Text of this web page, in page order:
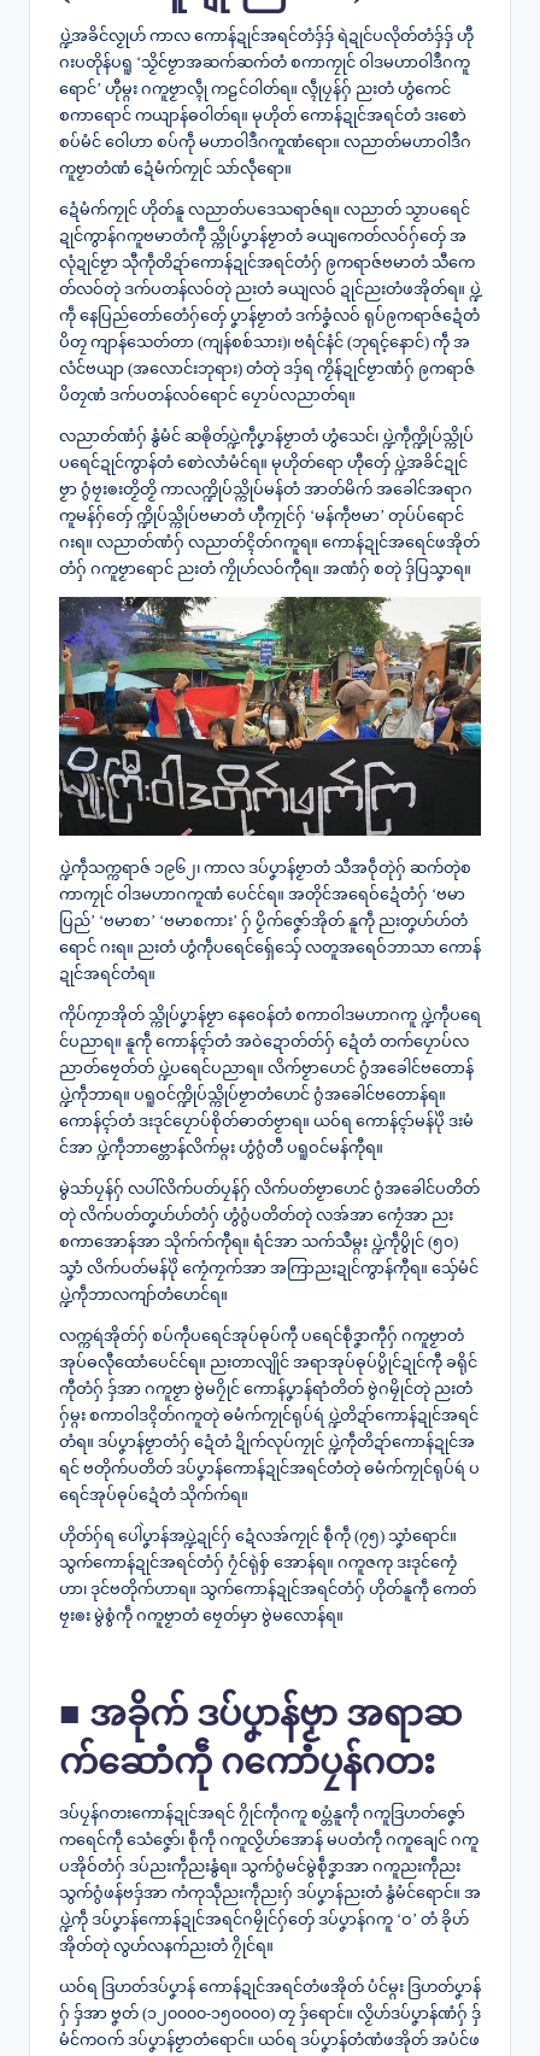
ပ္ဍဲအခိင်လၟုဟ် ကာလ ကောန်ဍုင်အရင်တံဒှ်ဒှ် ရဲဍုင်ပလိုတ်တံဒှ်ဒှ် ဟီု
ဂးပတိုန်ပရူ ‘သၟိင်ဗၟာအဆက်ဆက်တံ စကာကၠုင် ဝါဒမဟာဝါဒဳဂကူ
ရောင်’ ဟီုမ္ဂး ဂကူဗၟာလ္ၚဵု ကဠင်ဝါတ်ရ။ လ္ၚဵုပၠန်ဂှ် ညးတံ ဟွံကေင်
စကာရောင် ကယျာန်ဓဝါတ်ရ။ မုဟိုတ် ကောန်ဍုင်အရင်တံ ဒးစောဲ
စပ်မံင် ဝေါဟာ စပ်ကဵု မဟာဝါဒဳဂကူဏံရော။ လညာတ်မဟာဝါဒဳဂ
ကူဗၟာတံဏံ ဍေံမံက်ကၠုင် သာ်လဵုရော။
ဍေံမံက်ကၠုင် ဟိုတ်နူ လညာတ်ပဒေသရာဇ်ရ။ လညာတ် သၟာပရေင်
ဍုင်ကွာန်ဂကူဗမာတံကီု သ္ကိုပ်ပၞာန်ဗၟာတံ ခယျကေတ်လဝ်ဂှ်တှ်ေ အ
လုံဍုင်ဗၟာ သီုကဵုတိဍာ်ကောန်ဍုင်အရင်တံဂှ် ဨကရာဇ်ဗမာတံ သီကေ
တ်လဝ်တုဲ ဒက်ပတန်လဝ်တုဲ ညးတံ ခယျလဝ် ဍုင်ညးတံဖအိုတ်ရ။ ပ္ဍဲ
ကဵု နေပြည်တော်တေံဂှ်တှ်ေ ပၞာန်ဗၟာတံ ဒက်ခၞံလဝ် ရုပ်ဨကရာဇ်ဍေံတံ
ပိတၠ ကျာန်သေတ်တာ (ကျန်စစ်သား)၊ ဗရံင်နံင် (ဘုရင့်နောင်) ကဵု အ
လံင်ဗယျာ (အလောင်းဘုရား) တံတုဲ ဒဒှ်ရ ကၟိန်ဍုင်ဗၟာဏံဂှ် ဨကရာဇ်
ပိတၠဏံ ဒက်ပတန်လဝ်ရောင် ပၠောပ်လညာတ်ရ။
လညာတ်ဏံဂှ် နွံမံင် ဆၜိုတ်ပ္ဍဲကဵုပၞာန်ဗၟာတံ ဟွံသေင်၊ ပ္ဍဲကဵုက္ဍိုပ်သ္ကိုပ်
ပရေင်ဍုင်ကွာန်တံ စောဲလာံမံင်ရ။ မုဟိုတ်ရော ဟီုတှ်ေ ပ္ဍဲအခိင်ဍုင်
ဗၟာ ဂွံဗၠးၜးတၟိတၟိ ကာလက္ဍိုပ်သ္ကိုပ်မန်တံ အာတ်မိက် အခေါင်အရာဂ
ကူမန်ဂှ်တှ်ေ က္ဍိုပ်သ္ကိုပ်ဗမာတံ ဟီုကၠုင်ဂှ် ‘မန်ကဵုဗမာ’ တုပ်ပ်ရောင်
ဂးရ။ လညာတ်ဏံဂှ် လညာတ်ၚိတ်ဂကူရ။ ကောန်ဍုင်အရေင်ဖအိုတ်
တံဂှ် ဂကူဗၟာရောင် ညးတံ ကၠိုဟ်လဝ်ကီုရ။ အဏံဂှ် စတုဲ ဒှ်ပြသၞာရ။
ပ္ဍဲကဵုသက္ကရာဇ် ၁၉၆၂၊ ကာလ ဒပ်ပၞာန်ဗၟာတံ သီအဝဵုတုဲဂှ် ဆက်တုဲစ
ကာကၠုင် ဝါဒမဟာဂကူဏံ ပေင်င်ရ။ အတိုင်အရေဝ်ဍေံတံဂှ် ‘ဗမာ
ပြည်’ ‘ဗမာစာ’ ‘ဗမာစကား’ ဂှ် ပၟိက်ဇၞော်အိုတ် နူကဵု ညးတၞဟ်ဟ်တံ
ရောင် ဂးရ။ ညးတံ ဟွံကဵုပရေင်ရှ်ေသှ်ေ လတူအရေဝ်ဘာသာ ကောန်
ဍုင်အရင်တံရ။
ကိုပ်ကၠာအိုတ် သ္ကိုပ်ပၞာန်ဗၟာ နေဝေန်တံ စကာဝါဒမဟာဂကူ ပ္ဍဲကဵုပရေ
င်ပညာရ။ နူကဵု ကောန်ၚာ်တံ အဝဲဍောတ်တ်ဂှ် ဍေံတံ တက်ပၠောပ်လ
ညာတ်ဗၠေတ်တ် ပ္ဍဲပရေင်ပညာရ။ လိက်ဗၟာဟေင် ဂွံအခေါင်ဗတောန်
ပ္ဍဲကဵုဘာရ။ ပရူဝင်က္ဍိုပ်သ္ကိုပ်ဗၟာတံဟေင် ဂွံအခေါင်ဗတောန်ရ။
ကောန်ၚာ်တံ ဒးဒုင်ပၠောပ်စိုတ်ဓာတ်ဗၟာရ။ ယဝ်ရ ကောန်ၚာ်မန်ပိုဲ ဒးမံ
င်အာ ပ္ဍဲကဵုဘာဗ္တောန်လိက်မ္ဂး ဟွံဂွံတီ ပရူဝင်မန်ကီုရ။
မွဲသာ်ပၠန်ဂှ် လပါ်လိက်ပတ်ပၠန်ဂှ် လိက်ပတ်ဗၟာဟေင် ဂွံအခေါင်ပတိတ်
တုဲ လိက်ပတ်တၞဟ်ဟ်တံဂှ် ဟွံဂွံပတိတ်တုဲ လအ်အာ ကၠေံအာ ညး
စကာအောန်အာ သိုက်က်ကီုရ။ ရံင်အာ သက်သဳမ္ဂး ပ္ဍဲကဵုပွိုင် (၅၀)
သၞာံ လိက်ပတ်မန်ပိုဲ ကၠေံကၠက်အာ အကြာညးဍုင်ကွာန်ကီုရ။ သှ်ေမံင်
ပ္ဍဲကဵုဘာလကျာ်တံဟေင်ရ။
လက္ကရဴအိုတ်ဂှ် စပ်ကဵုပရေင်အုပ်ဓုပ်ကီု ပရေင်စဵုဒၞာကီုဂှ် ဂကူဗၟာတံ
အုပ်ဓလီုထောံပေင်င်ရ။ ညးတာလျိုင် အရာအုပ်ဓုပ်ပွိုင်ဍုင်ကီု ခရိုင်
ကီုတံဂှ် ဒှ်အာ ဂကူဗၟာ ဗွဲမဂၠိုင် ကောန်ပၞာန်ရာံတိတ် ဗွဲဂမၠိုင်တုဲ ညးတံ
ဂှ်မ္ဂး စကာဝါဒၚိတ်ဂကူတုဲ ဓမံက်ကၠုင်ရုပ်ရဴ ပ္ဍဲတိဍာ်ကောန်ဍုင်အရင်
တံရ။ ဒပ်ပၞာန်ဗၟာတံဂှ် ဍေံတံ ဍိုက်လုပ်ကၠုင် ပ္ဍဲကဵုတိဍာ်ကောန်ဍုင်အ
ရင် ဗတိုက်ပတိတ် ဒပ်ပၞာန်ကောန်ဍုင်အရင်တံတုဲ ဓမံက်ကၠုင်ရုပ်ရဴ ပ
ရေင်အုပ်ဓုပ်ဍေံတံ သိုက်က်ရ။
ဟိုတ်ဂှ်ရ ပေါဲပၞာန်အပ္ဍဲဍုင်ဂှ် ဍေံလအ်ကၠုင် စဵုကဵု (၇၅) သၞာံရောင်။
သွက်ကောန်ဍုင်အရင်တံဂှ် ဂၠံင်ရုဲစှ် အောန်ရ။ ဂကူဇကု ဒးဒုင်ကၠေံ
ဟာ၊ ဒုင်ဗတိုက်ဟာရ။ သွက်ကောန်ဍုင်အရင်တံဂှ် ဟိုတ်နူကဵု ကေတ်
ဗၠးၜး မွဲစွံကဵု ဂကူဗၟာတံ ဗၠေတ်မှာ ဗွဲမလောန်ရ။
■ အခိုက် ဒပ်ပၞာန်ဗၟာ အရာဆ
က်ဆောံကဵု ဂကောံပၠန်ဂတး
ဒပ်ပၠန်ဂတးကောန်ဍုင်အရင် ဂၠိုင်ကဵုဂကူ စပ္တံနူကဵု ဂကူဒြဟတ်ဇၞော်
ကရေင်ကဵု သေံဇၞော်၊ စဵုကဵု ဂကူလၟိဟ်အောန် မပတံကဵု ဂကူချေင် ဂကူ
ပအိုဝ်တံဂှ် ဒပ်ညးကဵုညးနွံရ။ သွက်ဂွံမင်မွဲစဵုဒၞာအာ ဂကူညးကဵုညး
သွက်ဂွံဖန်ဗဒှ်အာ ကံကုသဵုညးကဵုညးဂှ် ဒပ်ပၞာန်ညးတံ နွံမံင်ရောင်။ အ
ပ္ဍဲကဵု ဒပ်ပၞာန်ကောန်ဍုင်အရင်ဂမၠိုင်ဂှ်တှ်ေ ဒပ်ပၞာန်ဂကူ ‘ဝ’ တံ ခိုဟ်
အိုတ်တုဲ လွဟ်လနက်ညးတံ ဂၠိုင်ရ။
ယဝ်ရ ဒြဟတ်ဒပ်ပၞာန် ကောန်ဍုင်အရင်တံဖအိုတ် ပံင်မ္ဂး ဒြဟတ်ပၞာန်
ဂှ် ဒှ်အာ ဗၞတ် (၁၂၀၀၀၀-၁၅၀၀၀၀) တၠ ဒှ်ရောင်။ လၟိဟ်ဒပ်ပၞာန်ဏံဂှ် ဒှ်
မံင်ကဝက် ဒပ်ပၞာန်ဗၟာတံရောင်။ ယဝ်ရ ဒပ်ပၞာန်တံဏံဖအိုတ် အပံင်ဖ